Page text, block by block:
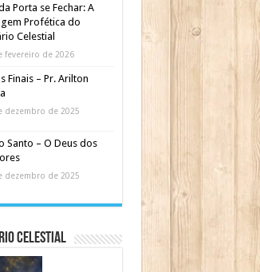
Porta se Fechar: A
Profética do
Celestial
fevereiro de 2026
Finais – Pr. Arilton
dezembro de 2025
Santo – O Deus dos
dezembro de 2025
Celestial